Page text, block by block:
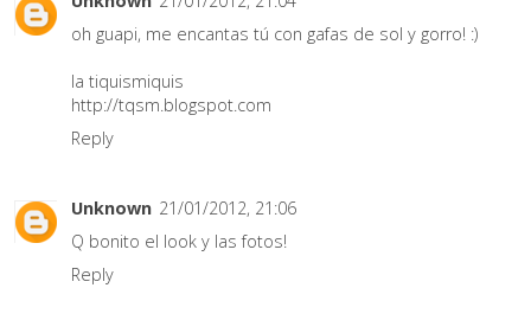
oh guapi, me encantas tú con gafas de sol y gorro! :)
la tiquismiquis
http://tqsm.blogspot.com
Reply
Unknown 21/01/2012, 21:06
Q bonito el look y las fotos!
Reply